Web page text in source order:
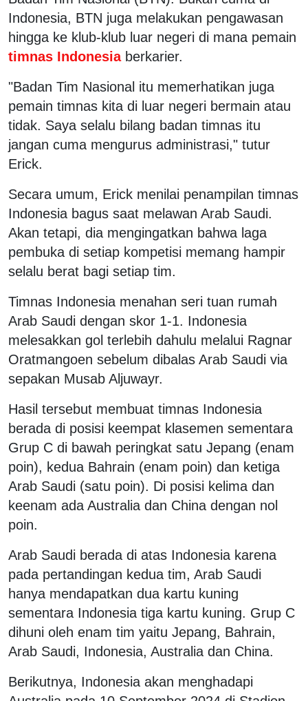
Indonesia, BTN juga melakukan pengawasan
hingga ke klub-klub luar negeri di mana pemain
timnas Indonesia berkarier.
"Badan Tim Nasional itu memerhatikan juga
pemain timnas kita di luar negeri bermain atau
tidak. Saya selalu bilang badan timnas itu
jangan cuma mengurus administrasi," tutur
Erick.
Secara umum, Erick menilai penampilan timnas
Indonesia bagus saat melawan Arab Saudi.
Akan tetapi, dia mengingatkan bahwa laga
pembuka di setiap kompetisi memang hampir
selalu berat bagi setiap tim.
Timnas Indonesia menahan seri tuan rumah
Arab Saudi dengan skor 1-1. Indonesia
melesakkan gol terlebih dahulu melalui Ragnar
Oratmangoen sebelum dibalas Arab Saudi via
sepakan Musab Aljuwayr.
Hasil tersebut membuat timnas Indonesia
berada di posisi keempat klasemen sementara
Grup C di bawah peringkat satu Jepang (enam
poin), kedua Bahrain (enam poin) dan ketiga
Arab Saudi (satu poin). Di posisi kelima dan
keenam ada Australia dan China dengan nol
poin.
Arab Saudi berada di atas Indonesia karena
pada pertandingan kedua tim, Arab Saudi
hanya mendapatkan dua kartu kuning
sementara Indonesia tiga kartu kuning. Grup C
dihuni oleh enam tim yaitu Jepang, Bahrain,
Arab Saudi, Indonesia, Australia dan China.
Berikutnya, Indonesia akan menghadapi